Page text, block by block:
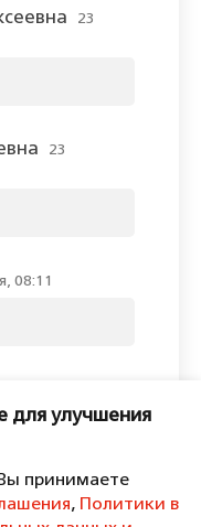
23
23
08:11
для улучшения
принимаете
, Политики в